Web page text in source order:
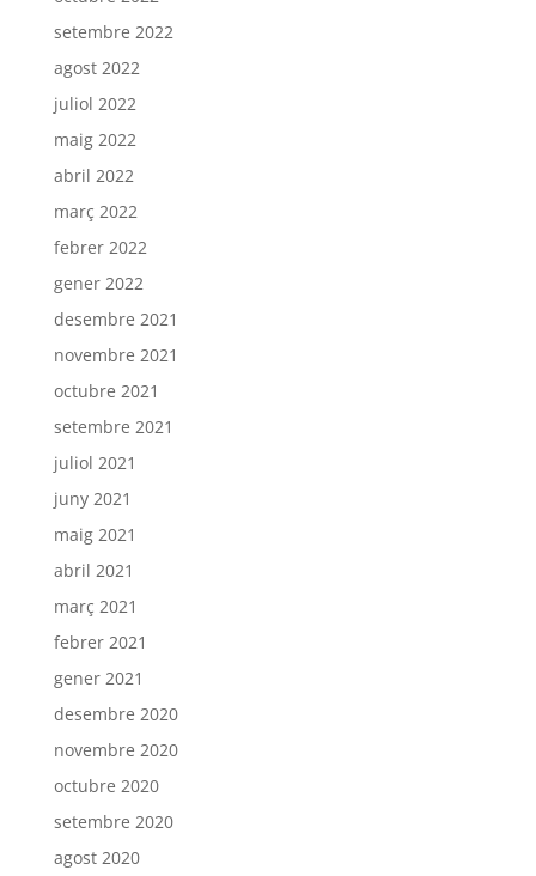
setembre 2022
agost 2022
juliol 2022
maig 2022
abril 2022
març 2022
febrer 2022
gener 2022
desembre 2021
novembre 2021
octubre 2021
setembre 2021
juliol 2021
juny 2021
maig 2021
abril 2021
març 2021
febrer 2021
gener 2021
desembre 2020
novembre 2020
octubre 2020
setembre 2020
agost 2020